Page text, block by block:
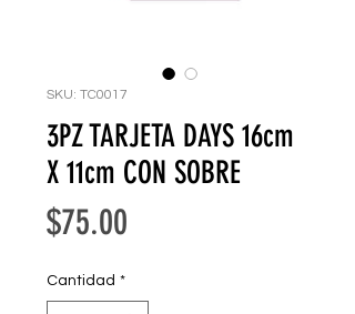
SKU: TC0017
3PZ TARJETA DAYS 16cm
X 11cm CON SOBRE
$75.00
Cantidad *